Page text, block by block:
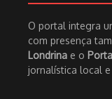
O portal integra
com presença
Londrina e o
jornalística local